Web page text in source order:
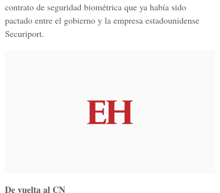
contrato de seguridad biométrica que ya había sido
pactado entre el gobierno y la empresa estadounidense
Securiport.
De vuelta al CN